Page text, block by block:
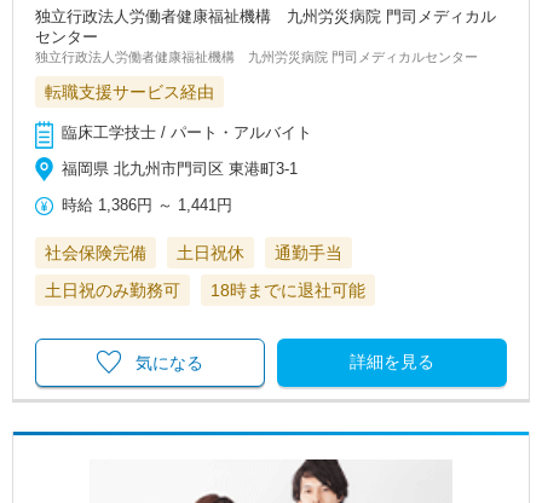
独立行政法人労働者健康福祉機構 九州労災病院 門司メディカル
センター
独立行政法人労働者健康福祉機構 九州労災病院 門司メディカルセンター
転職支援サービス経由
臨床工学技士 / パート・アルバイト
福岡県 北九州市門司区 東港町3-1
時給 1,386円 ～ 1,441円
社会保険完備 土日祝休
通勤手当
土日祝のみ勤務可
18時までに退社可能
詳細を見る
気になる